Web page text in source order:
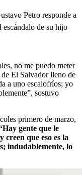
Petro responde a
de su hijo
no me puedo meter
El Salvador lleno de
a uno escalofríos; yo
sostuvo
primero de marzo,
gente que le
creen que eso es la
indudablemente, lo